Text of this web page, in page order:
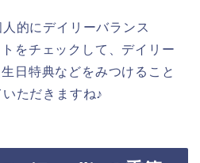
的にデイリーバランス
をチェックして、デイリー
日特典などをみつけること
ただきますね♪